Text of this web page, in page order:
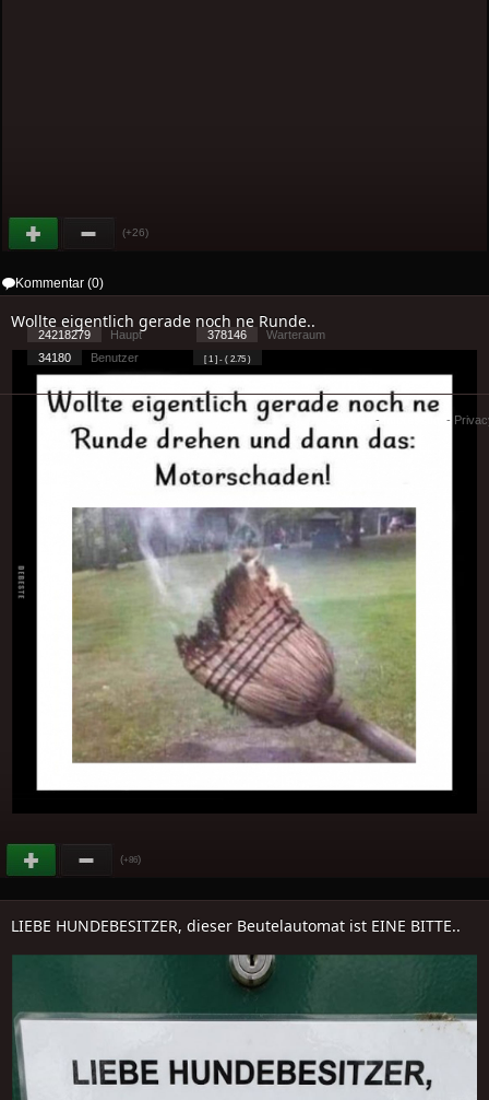
(+26)
Kommentar (0)
Wollte eigentlich gerade noch ne Runde..
(+86)
LIEBE HUNDEBESITZER, dieser Beutelautomat ist EINE BITTE..
24218279 Haupt 378146
Warteraum
34180
Benutzer [ 1 ] - ( 2.75 )
- -